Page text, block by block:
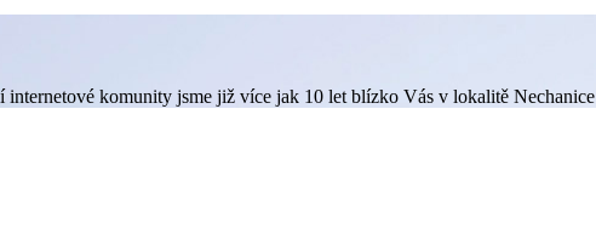
internetové komunity jsme již více jak 10 let blízko Vás v lokalitě Nechanice